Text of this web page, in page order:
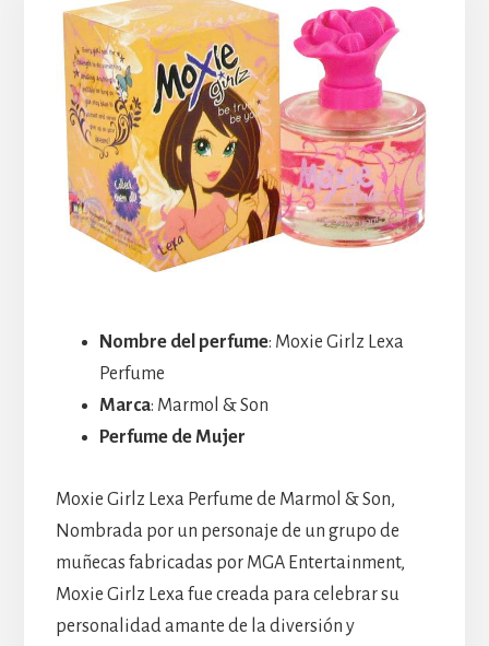
Nombre del perfume: Moxie Girlz Lexa
Perfume
Marca: Marmol & Son
Perfume de Mujer
Moxie Girlz Lexa Perfume de Marmol & Son,
Nombrada por un personaje de un grupo de
muñecas fabricadas por MGA Entertainment,
Moxie Girlz Lexa fue creada para celebrar su
personalidad amante de la diversión y